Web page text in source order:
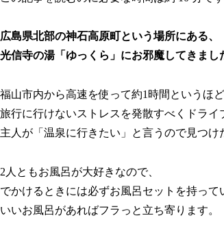
広島県北部の神石高原町という場所にある、
光信寺の湯「ゆっくら」にお邪魔してきまし
福山市内から高速を使って約1時間というほ
旅行に行けないストレスを発散すべくドライ
主人が「温泉に行きたい」と言うので見つけ
2人ともお風呂が大好きなので、
でかけるときには必ずお風呂セットを持って
いいお風呂があればフラっと立ち寄ります。